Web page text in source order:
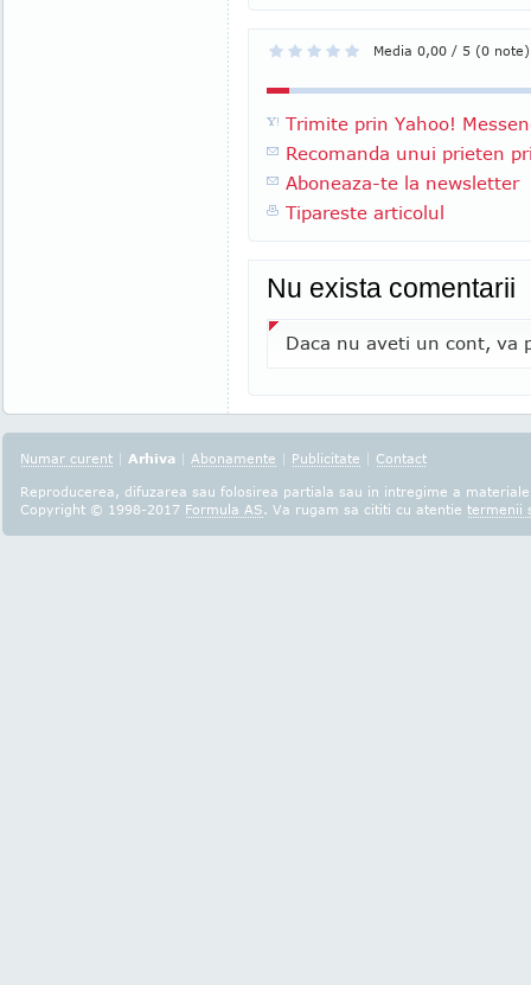
Media 0,00 / 5 (0 note)
Trimite prin Yahoo!
Recomanda unui prieten
Aboneaza-te la newsletter
Tipareste articolul
Nu exista comentarii
Daca nu aveti un cont, va
Numar curent | Arhiva | Abonamente | Publicitate | Contact
Reproducerea, difuzarea sau folosirea partiala sau in intregime a
Copyright © 1998-2017 Formula AS. Va rugam sa cititi cu atentie termenii